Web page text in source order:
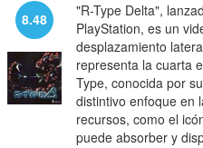
8.48
"R-Type Delta",
PlayStation, es un
desplazamiento
representa la cuarta
Type, conocida por
distintivo enfoque en
recursos, como el
puede absorber y